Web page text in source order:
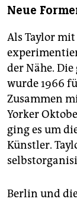
Neue
Als Taylor
der Nähe. Die
wurde 1966
Zusammen
Yorker
ging es um
Künstler.
Berlin und